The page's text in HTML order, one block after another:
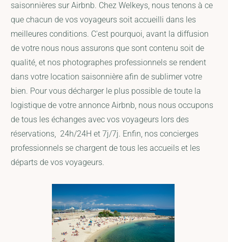
saisonnières sur Airbnb. Chez Welkeys, nous tenons à ce
que chacun de vos voyageurs soit accueilli dans les
meilleures conditions. C'est pourquoi, avant la diffusion
de votre nous nous assurons que sont contenu soit de
qualité, et nos photographes professionnels se rendent
dans votre location saisonnière afin de sublimer votre
bien. Pour vous décharger le plus possible de toute la
logistique de votre annonce Airbnb, nous nous occupons
de tous les échanges avec vos voyageurs lors des
réservations, 24h/24H et 7j/7j. Enfin, nos concierges
professionnels se chargent de tous les accueils et les
départs de vos voyageurs.